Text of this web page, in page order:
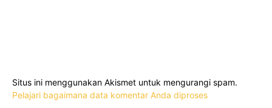
Situs ini menggunakan Akismet untuk mengurangi spam.
Pelajari bagaimana data komentar Anda diproses